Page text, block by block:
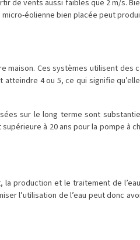
de vents aussi faibles que 2 m/s.
éolienne bien placée peut
Ces systèmes utilisent des
4 ou 5, ce qui signifie
sur le long terme sont
à 20 ans pour la pompe à
production et le traitement de
l’utilisation de l’eau peut donc